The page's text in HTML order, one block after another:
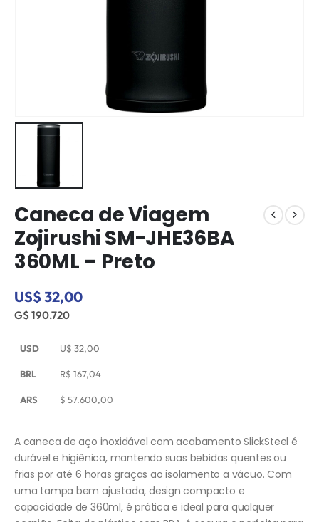
Caneca de Viagem
Zojirushi SM-JHE36BA
360ML – Preto
US$ 32,00
G$ 190.720
USD U$ 32,00
BRL R$ 167,04
ARS $ 57.600,00
A caneca de aço inoxidável com acabamento SlickSteel é
durável e higiênica, mantendo suas bebidas quentes ou
frias por até 6 horas graças ao isolamento a vácuo. Com
uma tampa bem ajustada, design compacto e
capacidade de 360ml, é prática e ideal para qualquer